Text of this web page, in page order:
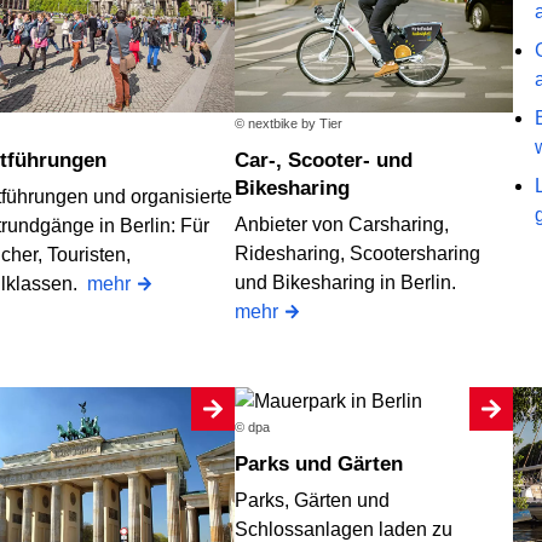
und organisierte
in Berlin: Für
Touristen,
mehr
© nextbike by Tier
Car-, Scooter- und
Bikesharing
Anbieter von Carsharing,
Ridesharing, Scootersharing
und Bikesharing in Berlin.
mehr
© dpa
Parks und Gärten
Parks, Gärten und
Schlossanlagen laden zu